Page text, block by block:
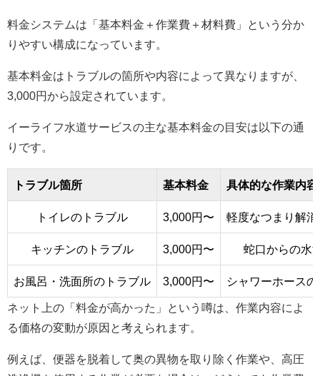
料金システムは「基本料金＋作業費＋材料費」という分か
りやすい構成になっています。
基本料金はトラブルの箇所や内容によって異なりますが、
3,000円から設定されています。
イーライフ水道サービスの主な基本料金の目安は以下の通
りです。
トラブル箇所 基本料金 具体的な作業内容
トイレのトラブル 3,000円〜 軽度なつまり解
キッチンのトラブル 3,000円〜 蛇口からの水
お風呂・洗面所のトラブル 3,000円〜 シャワーホース
ネット上の「料金が高かった」という噂は、作業内容によ
る価格の変動が原因と考えられます。
例えば、便器を脱着して奥の異物を取り除く作業や、高圧